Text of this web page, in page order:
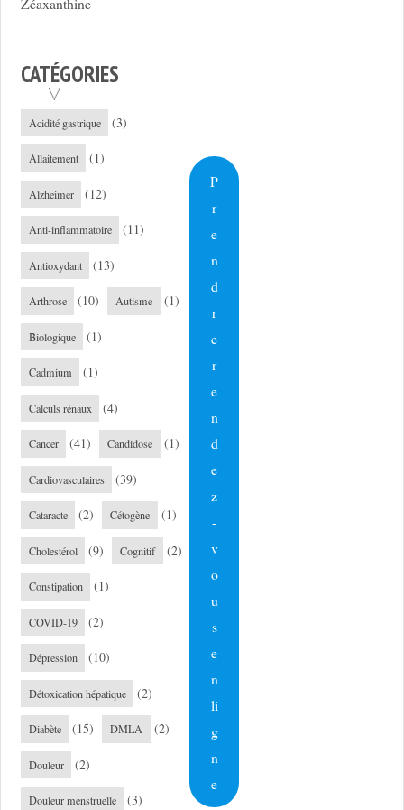
CATÉGORIES
Acidité gastrique (3)
Allaitement (1)
Alzheimer (12)
Anti-inflammatoire (11)
Antioxydant (13)
Arthrose (10) Autisme (1)
Biologique (1)
Cadmium (1)
Calculs rénaux (4)
Cancer (41) Candidose (1)
Cardiovasculaires (39)
Cataracte (2) Cétogène (1)
Cholestérol (9) Cognitif (2)
Constipation (1)
COVID-19 (2)
Dépression (10)
Détoxication hépatique (2)
Diabète (15) DMLA (2)
Douleur (2)
Douleur menstruelle (3)
P
r
e
n
d
r
e
r
e
n
d
e
z
-
v
o
u
s
e
n
li
g
n
e